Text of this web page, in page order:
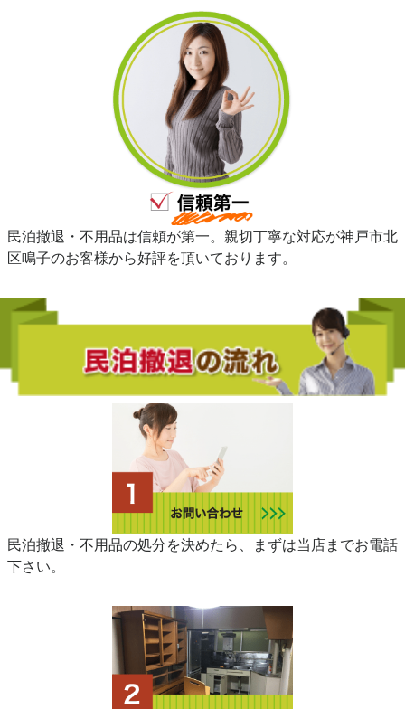
民泊撤退・不用品は信頼が第一。親切丁寧な対応が神戸市北
区鳴子のお客様から好評を頂いております。
民泊撤退・不用品の処分を決めたら、まずは当店までお電話
下さい。